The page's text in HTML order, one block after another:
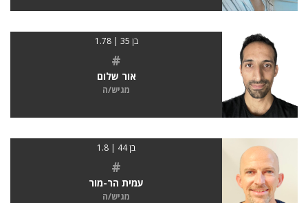
בן 35 | 1.78
#
אור שלום
מגיש/ה
בן 44 | 1.8
#
עמית הר-מור
מגיש/ה